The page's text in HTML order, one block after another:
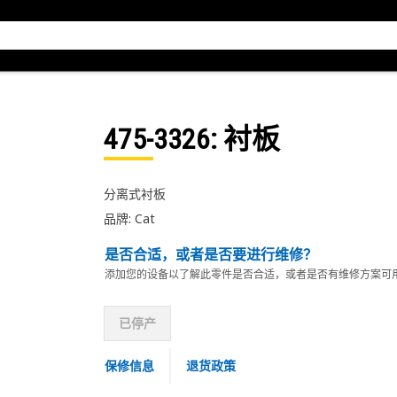
475-3326: 衬板
分离式衬板
品牌: Cat
是否合适，或者是否要进行维修？
添加您的设备以了解此零件是否合适，或者是否有维修方案可
已停产
保修信息 退货政策